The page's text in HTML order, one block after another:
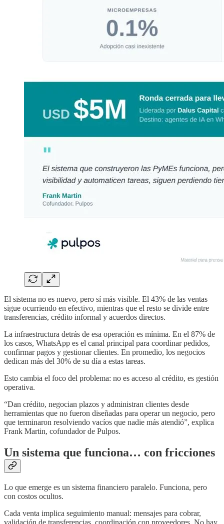
El sistema no es nuevo, pero sí más visible. El 43% de las ventas
sigue ocurriendo en efectivo, mientras que el resto se divide entre
transferencias, crédito informal y acuerdos directos.
La infraestructura detrás de esa operación es mínima. En el 87% de
los casos, WhatsApp es el canal principal para coordinar pedidos,
confirmar pagos y gestionar clientes. En promedio, los negocios
dedican más del 30% de su día a estas tareas.
Esto cambia el foco del problema: no es acceso al crédito, es gestión
operativa.
“Dan crédito, negocian plazos y administran clientes desde
herramientas que no fueron diseñadas para operar un negocio, pero
que terminaron resolviendo vacíos que nadie más atendió”, explica
Frank Martin, cofundador de Pulpos.
Un sistema que funciona… con fricciones
Lo que emerge es un sistema financiero paralelo. Funciona, pero
con costos ocultos.
Cada venta implica seguimiento manual: mensajes para cobrar,